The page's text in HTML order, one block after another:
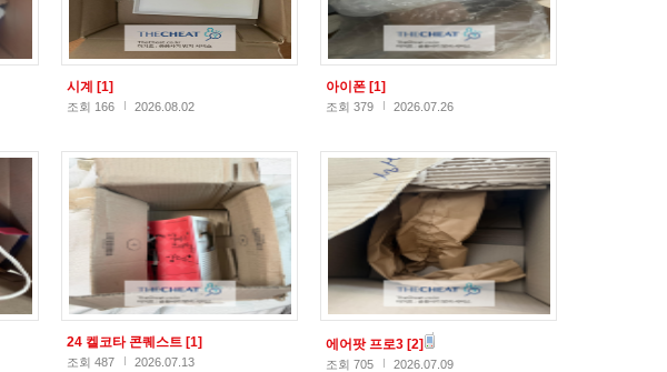
시계 [1]
조회 166 2026.08.02
아이폰 [1]
조회 379 2026.07.26
24 켈코타 콘퀘스트 [1]
조회 487 2026.07.13
에어팟 프로3 [2]
조회 705 2026.07.09